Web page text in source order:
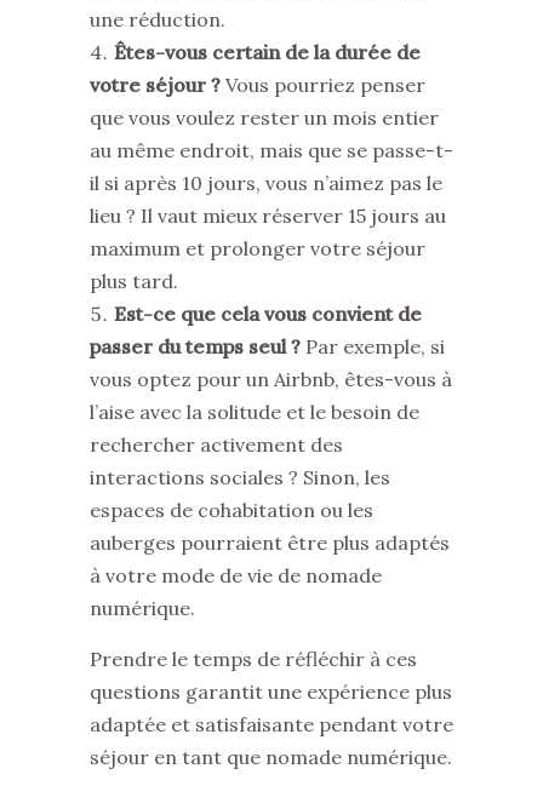
une réduction.
Êtes-vous certain de la durée de
votre séjour ? Vous pourriez penser
que vous voulez rester un mois entier
au même endroit, mais que se passe-t-
il si après 10 jours, vous n’aimez pas le
lieu ? Il vaut mieux réserver 15 jours au
maximum et prolonger votre séjour
plus tard.
Est-ce que cela vous convient de
passer du temps seul ? Par exemple, si
vous optez pour un Airbnb, êtes-vous à
l’aise avec la solitude et le besoin de
rechercher activement des
interactions sociales ? Sinon, les
espaces de cohabitation ou les
auberges pourraient être plus adaptés
à votre mode de vie de nomade
numérique.
Prendre le temps de réfléchir à ces
questions garantit une expérience plus
adaptée et satisfaisante pendant votre
séjour en tant que nomade numérique.